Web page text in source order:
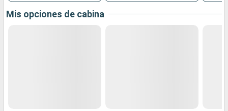
Mis opciones de cabina